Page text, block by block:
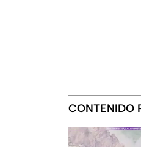
CONTENIDO